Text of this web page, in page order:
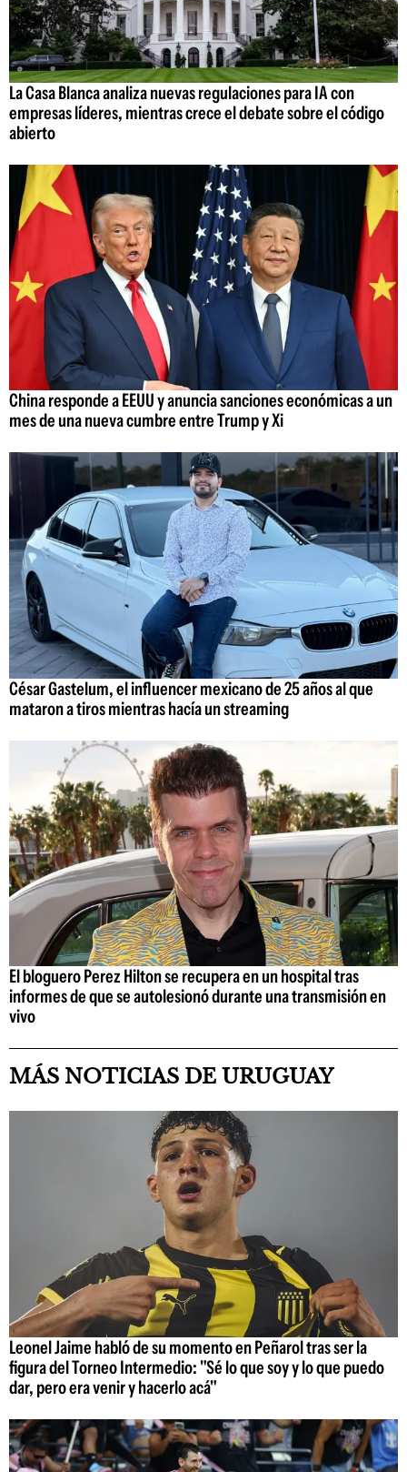
La Casa Blanca analiza nuevas regulaciones para IA con
empresas líderes, mientras crece el debate sobre el código
abierto
China responde a EEUU y anuncia sanciones económicas a un
mes de una nueva cumbre entre Trump y Xi
César Gastelum, el influencer mexicano de 25 años al que
mataron a tiros mientras hacía un streaming
El bloguero Perez Hilton se recupera en un hospital tras
informes de que se autolesionó durante una transmisión en
vivo
MÁS NOTICIAS DE URUGUAY
Leonel Jaime habló de su momento en Peñarol tras ser la
figura del Torneo Intermedio: "Sé lo que soy y lo que puedo
dar, pero era venir y hacerlo acá"